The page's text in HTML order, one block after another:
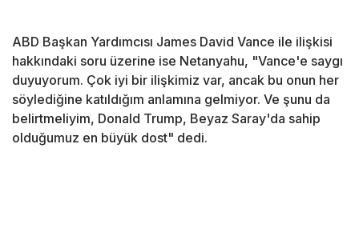
ABD Başkan Yardımcısı James David Vance ile ilişkisi
hakkındaki soru üzerine ise Netanyahu, "Vance'e saygı
duyuyorum. Çok iyi bir ilişkimiz var, ancak bu onun her
söylediğine katıldığım anlamına gelmiyor. Ve şunu da
belirtmeliyim, Donald Trump, Beyaz Saray'da sahip
olduğumuz en büyük dost" dedi.